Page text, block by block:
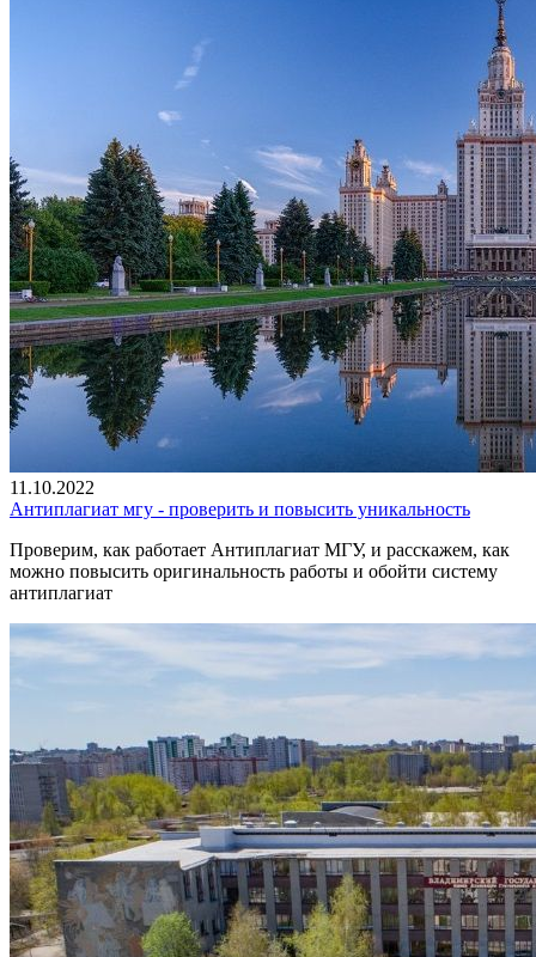
11.10.2022
Антиплагиат мгу - проверить и повысить уникальность
Проверим, как работает Антиплагиат МГУ, и расскажем, как
можно повысить оригинальность работы и обойти систему
антиплагиат